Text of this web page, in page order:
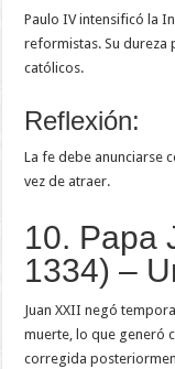
Paulo IV intensificó la
reformistas. Su dureza
católicos.
Reflexión:
La fe debe anunciarse
vez de atraer.
10. Papa
1334) –
Juan XXII negó
muerte, lo que generó
corregida